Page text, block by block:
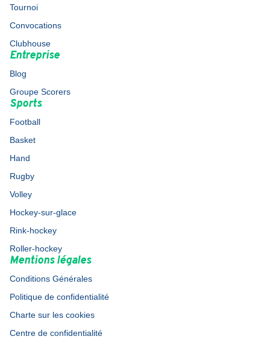
Tournoi
Convocations
Clubhouse
Entreprise
Blog
Groupe Scorers
Sports
Football
Basket
Hand
Rugby
Volley
Hockey-sur-glace
Rink-hockey
Roller-hockey
Mentions légales
Conditions Générales
Politique de confidentialité
Charte sur les cookies
Centre de confidentialité